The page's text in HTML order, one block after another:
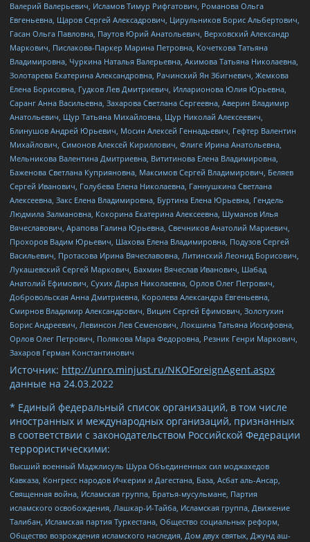
Валерий Валерьевич, Исламов Тимур Рифгатович, Романова Ольга
Евгеньевна, Щаров Сергей Алексадрович, Цирульников Борис Альбертович,
Гасан Ольга Павловна, Паутов Юрий Анатольевич, Верховский Александр
Маркович, Пислакова-Паркер Марина Петровна, Кочеткова Татьяна
Владимировна, Чуркина Наталья Валерьевна, Акимова Татьяна Николаевна,
Золотарева Екатерина Александровна, Рачинский Ян Збигневич, Жемкова
Елена Борисовна, Гудков Лев Дмитриевич, Илларионова Юлия Юрьевна,
Саранг Анна Васильевна, Захарова Светлана Сергеевна, Аверин Владимир
Анатольевич, Щур Татьяна Михайловна, Щур Николай Алексеевич,
Блинушов Андрей Юрьевич, Мосин Алексей Геннадьевич, Гефтер Валентин
Михайлович, Симонов Алексей Кириллович, Флиге Ирина Анатольевна,
Мельникова Валентина Дмитриевна, Вититинова Елена Владимировна,
Баженова Светлана Куприяновна, Максимов Сергей Владимирович, Беляев
Сергей Иванович, Голубева Елена Николаевна, Ганнушкина Светлана
Алексеевна, Закс Елена Владимировна, Буртина Елена Юрьевна, Гендель
Людмила Залмановна, Кокорина Екатерина Алексеевна, Шуманов Илья
Вячеславович, Арапова Галина Юрьевна, Свечников Анатолий Мариевич,
Прохоров Вадим Юрьевич, Шахова Елена Владимировна, Подузов Сергей
Васильевич, Протасова Ирина Вячеславовна, Литинский Леонид Борисович,
Лукашевский Сергей Маркович, Бахмин Вячеслав Иванович, Шабад
Анатолий Ефимович, Сухих Дарья Николаевна, Орлов Олег Петрович,
Добровольская Анна Дмитриевна, Королева Александра Евгеньевна,
Смирнов Владимир Александрович, Вицин Сергей Ефимович, Золотухин
Борис Андреевич, Левинсон Лев Семенович, Локшина Татьяна Иосифовна,
Орлов Олег Петрович, Полякова Мара Федоровна, Резник Генри Маркович,
Захаров Герман Константинович
Источник: http://unro.minjust.ru/NKOForeignAgent.aspx
данные на 24.03.2022
* Единый федеральный список организаций, в том числе
иностранных и международных организаций, признанных
в соответствии с законодательством Российской Федерации
террористическими:
Высший военный Маджлисуль Шура Объединенных сил моджахедов
Кавказа, Конгресс народов Ичкерии и Дагестана, База, Асбат аль-Ансар,
Священная война, Исламская группа, Братья-мусульмане, Партия
исламского освобождения, Лашкар-И-Тайба, Исламская группа, Движение
Талибан, Исламская партия Туркестана, Общество социальных реформ,
Общество возрождения исламского наследия, Дом двух святых, Джунд аш-